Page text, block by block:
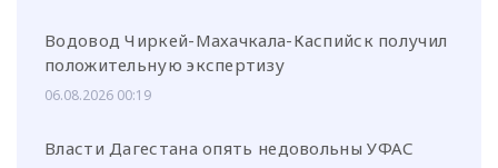
или через соц. сети
Водовод Чиркей-Махачкала-Каспийск получил
положительную экспертизу
06.08.2026 00:19
Власти Дагестана опять недовольны УФАС